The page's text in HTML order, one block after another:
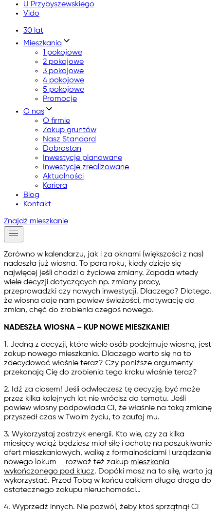
U Przybyszewskiego
Vido
30 lat
Mieszkania
1 pokojowe
2 pokojowe
3 pokojowe
4 pokojowe
5 pokojowe
Promocje
O nas
O firmie
Zakup gruntów
Nasz Standard
Dobrostan
Inwestycje planowane
Inwestycje zrealizowane
Aktualności
Kariera
Blog
Kontakt
Znajdź mieszkanie
Zarówno w kalendarzu, jak i za oknami (większości z nas)
nadeszła już wiosna. To pora roku, kiedy dzieje się
najwięcej jeśli chodzi o życiowe zmiany. Zapada wtedy
wiele decyzji dotyczących np. zmiany pracy,
przeprowadzki czy nowych inwestycji. Dlaczego? Dlatego,
że wiosna daje nam powiew świeżości, motywację do
zmian, chęć do zrobienia czegoś nowego.
NADESZŁA WIOSNA – KUP NOWE MIESZKANIE!
1. Jedną z decyzji, które wiele osób podejmuje wiosną, jest
zakup nowego mieszkania. Dlaczego warto się na to
zdecydować właśnie teraz? Czy poniższe argumenty
przekonają Cię do zrobienia tego kroku właśnie teraz?
2. Idź za ciosem! Jeśli odwleczesz tę decyzję, być może
przez kilka kolejnych lat nie wrócisz do tematu. Jeśli
powiew wiosny podpowiada Ci, że właśnie na taką zmianę
przyszedł czas w Twoim życiu, to zaufaj mu.
3. Wykorzystaj zastrzyk energii. Kto wie, czy za kilka
miesięcy wciąż będziesz miał siłę i ochotę na poszukiwanie
ofert mieszkaniowych, walkę z formalnościami i urządzanie
nowego lokum – rozważ też zakup mieszkania
wykończonego pod klucz. Dopóki masz na to siłę, warto ją
wykorzystać. Przed Tobą w końcu całkiem długa droga do
ostatecznego zakupu nieruchomości…
4. Wyprzedź innych. Nie pozwól, żeby ktoś sprzątnął Ci